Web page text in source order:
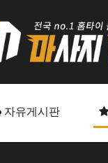
자유게시판